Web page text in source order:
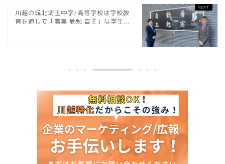
川越の城北埼玉中学/高等学校は学校教
育を通して「着実 勤勉 自主」な学生...